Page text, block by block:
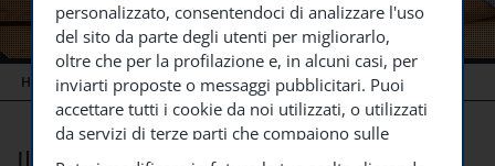
HOME IL NETWORK
personalizzato, consentendoci di analizzare l'uso
del sito da parte degli utenti per migliorarlo,
oltre che per la profilazione e, in alcuni casi, per
inviarti proposte o messaggi pubblicitari. Puoi
accettare tutti i cookie da noi utilizzati, o utilizzati
da servizi di terze parti che compaiono sulle
pagine di questo sito, premendo il pulsante